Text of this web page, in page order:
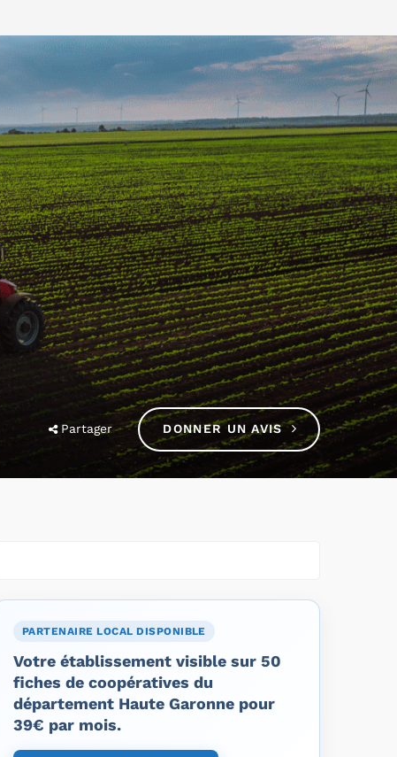
Partager DONNER UN AVIS
PARTENAIRE LOCAL DISPONIBLE
Votre établissement visible sur 50
fiches de coopératives du
département Haute Garonne pour
39€ par mois.